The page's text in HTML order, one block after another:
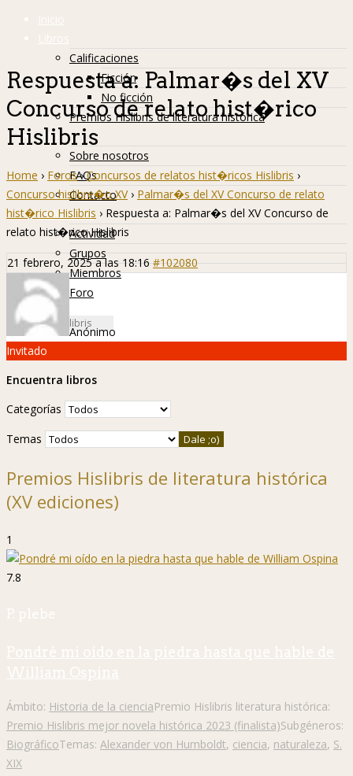
Inicio
Libros
Calificaciones
Ficción
No ficción
Premios Hislibris de literatura histórica
Info
Sobre nosotros
FAQs
Contacto
Hislibreños
Actividad
Grupos
Miembros
Foro
Respuesta a: Palmar�s del XV
Concurso de relato hist�rico
Hislibris
Home › Foros › Concursos de relatos hist�ricos Hislibris ›
Concurso hislibre�o XV › Palmar�s del XV Concurso de relato
hist�rico Hislibris › Respuesta a: Palmar�s del XV Concurso de
relato hist�rico Hislibris
21 febrero, 2025 a las 18:16 #102080
Anónimo
Invitado
Encuentra libros
Categorías
Temas
Premios Hislibris de literatura histórica
(XV ediciones)
1
7.8
P. plebe
Pondré mi oído en la piedra hasta que hable de
William Ospina
Ámbito: Historia de la cienciaPremio Hislibris literatura histórica:
Premio Hislibris mejor novela histórica 2023 (finalista)Subgéneros:
BiográficoTemas: Alexander von Humboldt, ciencia, naturaleza, S.
XIX